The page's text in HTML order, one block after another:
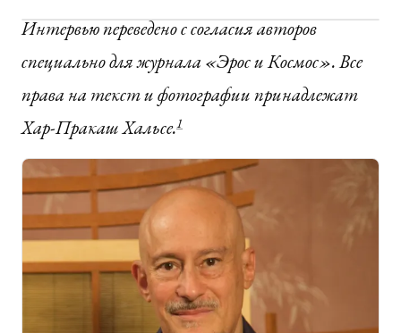
Интервью переведено с согласия авторов
специально для журнала «Эрос и Космос». Все
права на текст и фотографии принадлежат
Хар-Пракаш Хальсе.1